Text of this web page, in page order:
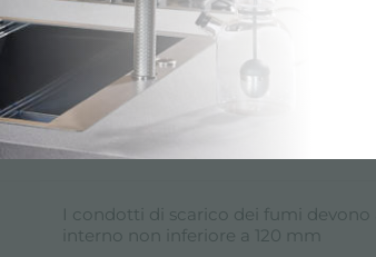
Cappa aspirante a parete
Comandi elettronici Minimal
4 velocità d'esercizio
I condotti di scarico dei fumi devono
interno non inferiore a 120 mm